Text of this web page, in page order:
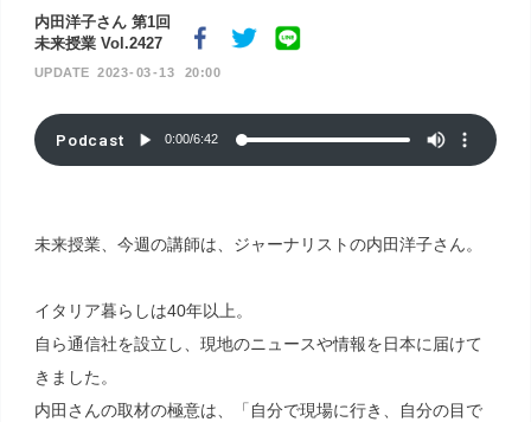
内田洋子さん 第1回
未来授業 Vol.2427
2023 03 13 20:00
Podcast 0:00/6:42
未来授業、今週の講師は、ジャーナリストの内田洋子さん。
イタリア暮らしは40年以上。
自ら通信社を設立し、現地のニュースや情報を日本に届けて
きました。
内田さんの取材の極意は、「自分で現場に行き、自分の目で